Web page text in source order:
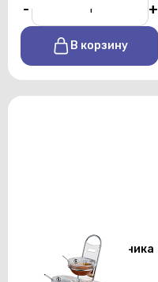
- +
В корзину
Этажерка 4 салатника
с крышкой d-14 см.
Н-48 см В-30 см